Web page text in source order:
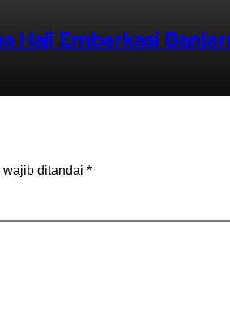
Haji Embarkasi
wajib ditandai *